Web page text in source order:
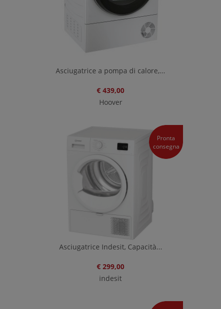
Asciugatrice a pompa di calore,...
€ 439,00
Hoover
Pronta
consegna
Asciugatrice Indesit, Capacità...
€ 299,00
indesit